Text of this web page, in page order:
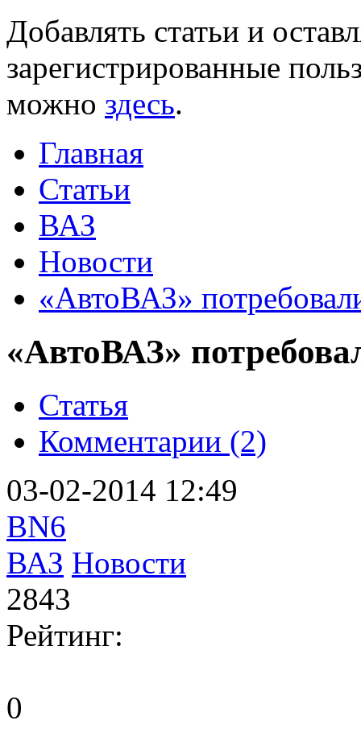
Добавлять статьи и
зарегистрированные
можно здесь.
Главная
Статьи
ВАЗ
Новости
«АвтоВАЗ»
«АвтоВАЗ»
Статья
Комментарии (2)
03-02-2014 12:49
BN6
ВАЗ Новости
2843
Рейтинг:
0